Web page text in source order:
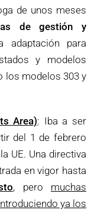
de unos meses
de gestión y
adaptación para
y modelos
los modelos 303 y
Area): Iba a ser
del 1 de febrero
UE. Una directiva
en vigor hasta
, pero muchas
ya los